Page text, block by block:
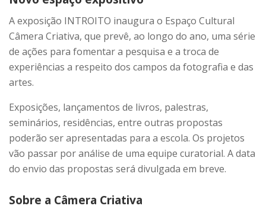
A exposição INTROITO inaugura o Espaço Cultural
Câmera Criativa, que prevê, ao longo do ano, uma série
de ações para fomentar a pesquisa e a troca de
experiências a respeito dos campos da fotografia e das
artes.
Exposições, lançamentos de livros, palestras,
seminários, residências, entre outras propostas
poderão ser apresentadas para a escola. Os projetos
vão passar por análise de uma equipe curatorial. A data
do envio das propostas será divulgada em breve.
Sobre a Câmera Criativa